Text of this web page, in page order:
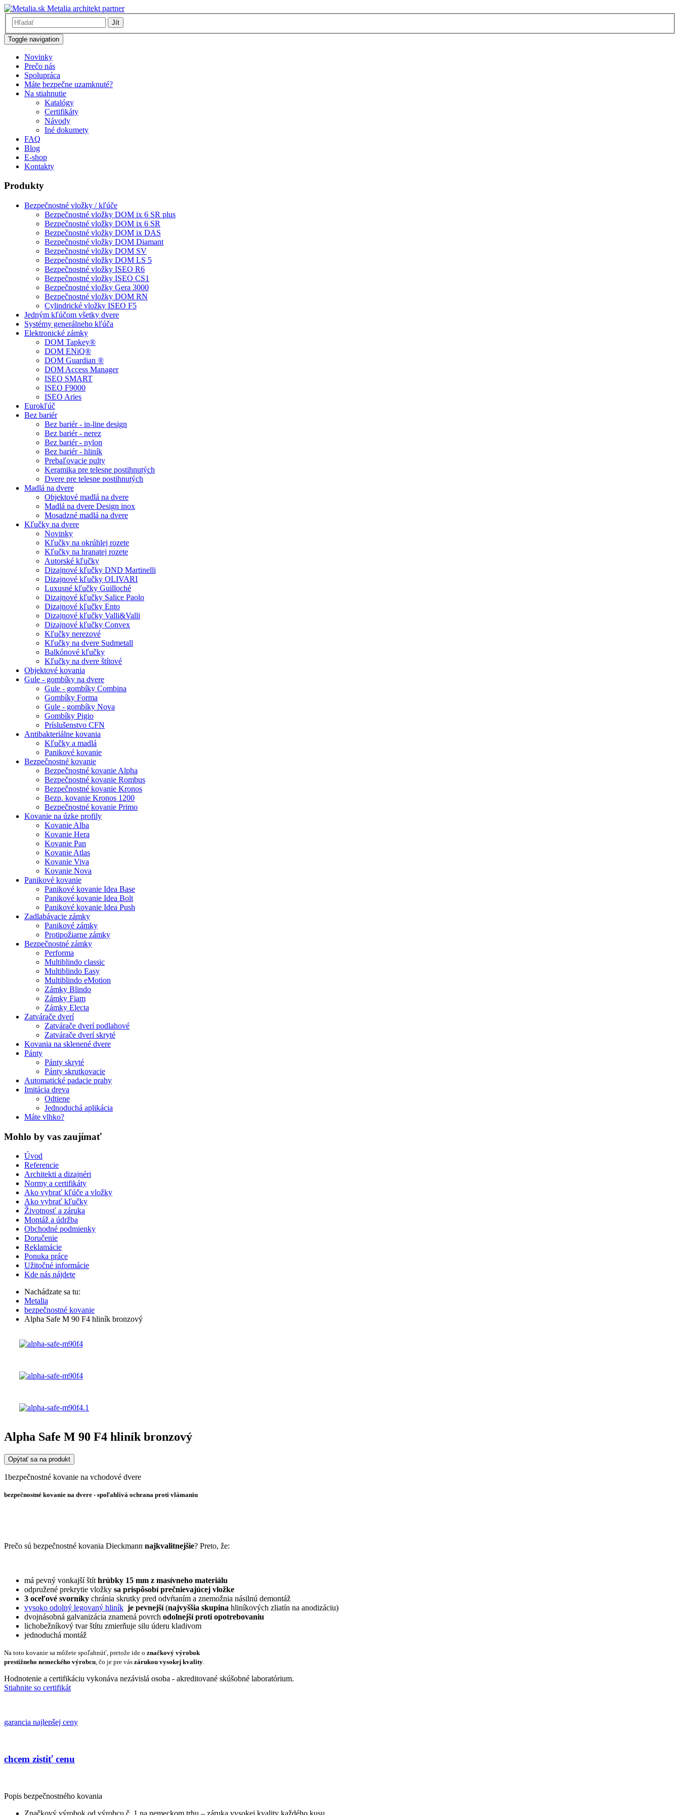
Metalia architekt partner
Jít
Toggle navigation
Novinky
Prečo nás
Spolupráca
Máte bezpečne uzamknuté?
Na stiahnutie
Katalógy
Certifikáty
Návody
Iné dokumety
FAQ
Blog
E-shop
Kontakty
Produkty
Bezpečnostné vložky / kľúče
Bezpečnostné vložky DOM ix 6 SR plus
Bezpečnostné vložky DOM ix 6 SR
Bezpečnostné vložky DOM ix DAS
Bezpečnostné vložky DOM Diamant
Bezpečnostné vložky DOM SV
Bezpečnostné vložky DOM LS 5
Bezpečnostné vložky ISEO R6
Bezpečnostné vložky ISEO CS1
Bezpečnostné vložky Gera 3000
Bezpečnostné vložky DOM RN
Cylindrické vložky ISEO F5
Jedným kľúčom všetky dvere
Systémy generálneho kľúča
Elektronické zámky
DOM Tapkey®
DOM ENiQ®
DOM Guardian ®
DOM Access Manager
ISEO SMART
ISEO F9000
ISEO Aries
Eurokľúč
Bez bariér
Bez bariér - in-line design
Bez bariér - nerez
Bez bariér - nylon
Bez bariér - hliník
Prebaľovacie pulty
Keramika pre telesne postihnutých
Dvere pre telesne postihnutých
Madlá na dvere
Objektové madlá na dvere
Madlá na dvere Design inox
Mosadzné madlá na dvere
Kľučky na dvere
Novinky
Kľučky na okrúhlej rozete
Kľučky na hranatej rozete
Autorské kľučky
Dizajnové kľučky DND Martinelli
Dizajnové kľučky OLIVARI
Luxusné kľučky Guilloché
Dizajnové kľučky Salice Paolo
Dizajnové kľučky Ento
Dizajnové kľučky Valli&Valli
Dizajnové kľučky Convex
Kľučky nerezové
Kľučky na dvere Sudmetall
Balkónové kľučky
Kľučky na dvere štítové
Objektové kovania
Gule - gombíky na dvere
Gule - gombíky Combina
Gombíky Forma
Gule - gombíky Nova
Gombíky Pigio
Príslušenstvo CFN
Antibakteriálne kovania
Kľučky a madlá
Panikové kovanie
Bezpečnostné kovanie
Bezpečnostné kovanie Alpha
Bezpečnostné kovanie Rombus
Bezpečnostné kovanie Kronos
Bezp. kovanie Kronos 1200
Bezpečnostné kovanie Primo
Kovanie na úzke profily
Kovanie Alba
Kovanie Hera
Kovanie Pan
Kovanie Atlas
Kovanie Viva
Kovanie Nova
Panikové kovanie
Panikové kovanie Idea Base
Panikové kovanie Idea Bolt
Panikové kovanie Idea Push
Zadlabávacie zámky
Panikové zámky
Protipožiarne zámky
Bezpečnostné zámky
Performa
Multiblindo classic
Multiblindo Easy
Multiblindo eMotion
Zámky Blindo
Zámky Fiam
Zámky Electa
Zatvárače dverí
Zatvárače dverí podlahové
Zatvárače dverí skryté
Kovania na sklenené dvere
Pánty
Pánty skryté
Pánty skrutkovacie
Automatické padacie prahy
Imitácia dreva
Odtiene
Jednoduchá aplikácia
Máte vlhko?
Mohlo by vas zaujímať
Úvod
Referencie
Architekti a dizajnéri
Normy a certifikáty
Ako vybrať kľúče a vložky
Ako vybrať kľučky
Životnosť a záruka
Montáž a údržba
Obchodné podmienky
Doručenie
Reklamácie
Ponuka práce
Užitočné informácie
Kde nás nájdete
Nachádzate sa tu:
Metalia
bezpečnostné kovanie
Alpha Safe M 90 F4 hliník bronzový
Alpha Safe M 90 F4 hliník bronzový
Opýtať sa na produkt
1bezpečnostné kovanie na vchodové dvere
bezpečnostné kovanie na dvere - spoľahlivá ochrana proti vlámaniu
Prečo sú bezpečnostné kovania Dieckmann najkvalitnejšie? Preto, že:
má pevný vonkajší štít hrúbky 15 mm z masívneho materiálu
odpružené prekrytie vložky sa prispôsobí prečnievajúcej vložke
3 oceľové svorníky chránia skrutky pred odvŕtaním a znemožnia násilnú demontáž
vysoko odolný legovaný hliník je pevnejší(najvyššia skupina hliníkových zliatín na anodizáciu)
dvojnásobná galvanizácia znamená povrch odolnejší proti opotrebovaniu
lichobežníkový tvar štítu zmierňuje silu úderu kladivom
jednoduchá montáž
Na toto kovanie sa môžete spoľahnúť, pretože ide o značkový výrobok
prestížneho nemeckého výrobcu, čo je pre vás zárukou vysokej kvality.
Hodnotenie a certifikáciu vykonáva nezávislá osoba - akreditované skúšobné laboratórium.
Stiahnite so certifikát
garancia najlepšej ceny
chcem zistiť cenu
Popis bezpečnostného kovania
Značkový výrobok od výrobcu č. 1 na nemeckom trhu – záruka vysokej kvality každého kusu